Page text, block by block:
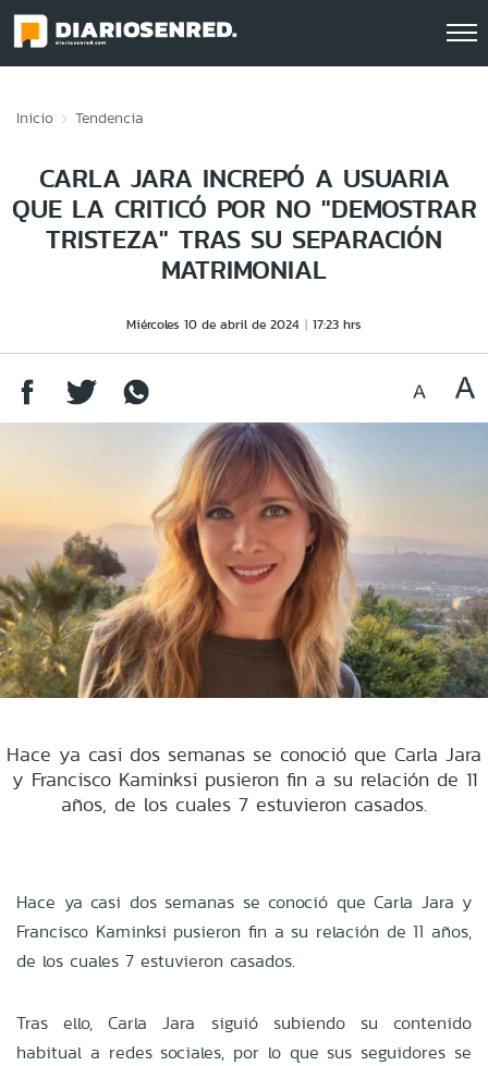
Inicio Tendencia
CARLA JARA INCREPÓ A USUARIA
QUE LA CRITICÓ POR NO "DEMOSTRAR
TRISTEZA" TRAS SU SEPARACIÓN
MATRIMONIAL
Miércoles 10 de abril de 2024 17:23 hrs
Hace ya casi dos semanas se conoció que Carla Jara
y Francisco Kaminksi pusieron fin a su relación de 11
años, de los cuales 7 estuvieron casados.
Hace ya casi dos semanas se conoció que Carla Jara y
Francisco Kaminksi pusieron fin a su relación de 11 años,
de los cuales 7 estuvieron casados.
Tras ello, Carla Jara siguió subiendo su contenido
habitual a redes sociales, por lo que sus seguidores se